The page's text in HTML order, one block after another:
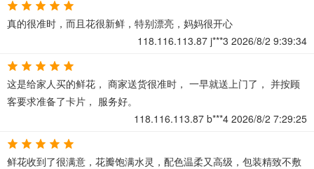
真的很准时，而且花很新鲜，特别漂亮，妈妈很开心
118.116.113.87 j***3 2026/8/2 9:39:34
这是给家人买的鲜花， 商家送货很准时， 一早就送上门了， 并按顾
客要求准备了卡片， 服务好。
118.116.113.87 b***4 2026/8/2 7:29:25
鲜花收到了很满意，花瓣饱满水灵，配色温柔又高级，包装精致不敷